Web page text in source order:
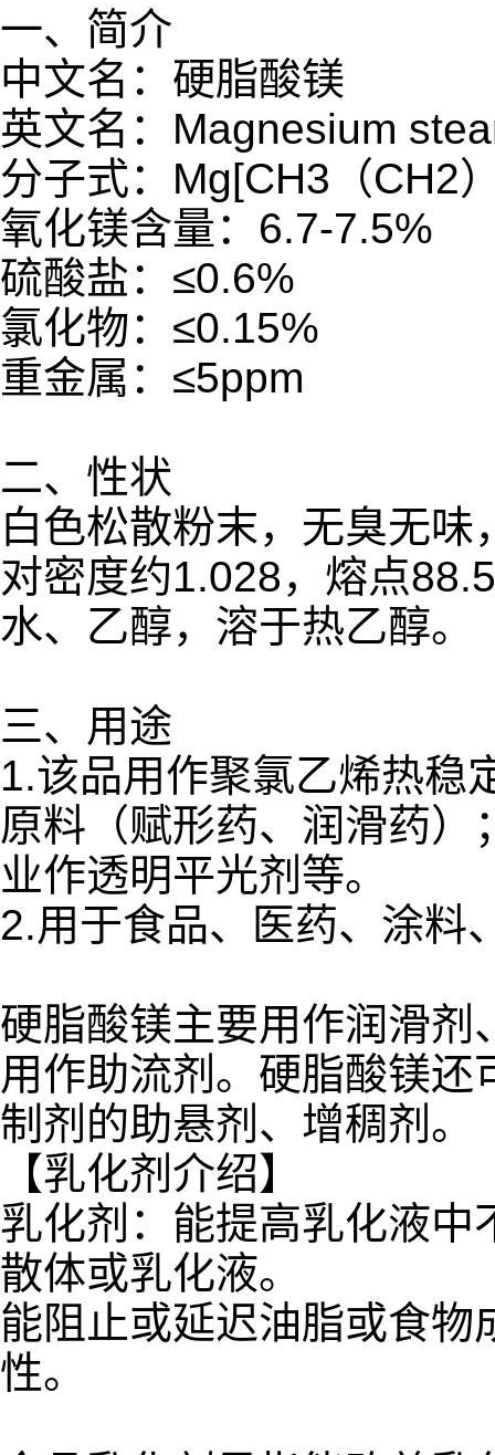
一、简介
中文名：硬脂酸镁
英文名：Magnesium
分子式：Mg[CH3（CH2
氧化镁含量：6.7-7.5%
硫酸盐：≤0.6%
氯化物：≤0.15%
重金属：≤5ppm
二、性状
白色松散粉末，无臭无
对密度约1.028，熔点
水、乙醇，溶于热乙醇。
三、用途
1.该品用作聚氯乙烯热稳
原料（赋形药、润滑药
业作透明平光剂等。
2.用于食品、医药、涂料
硬脂酸镁主要用作润滑剂
用作助流剂。硬脂酸镁
制剂的助悬剂、增稠剂。
【乳化剂介绍】
乳化剂：能提高乳化液中
散体或乳化液。
能阻止或延迟油脂或食
性。